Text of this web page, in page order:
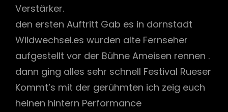
Verstärker.
den ersten Auftritt Gab es in dornstadt
Wildwechsel.es wurden alte Fernseher
aufgestellt vor der Bühne Ameisen rennen .
dann ging alles sehr schnell Festival Rueser
Kommt’s mit der gerühmten ich zeig euch
heinen hintern Performance